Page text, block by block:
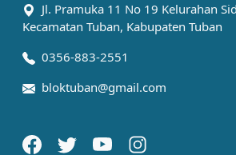
Jl. Pramuka 11 No 19 Kelurahan
Kecamatan Tuban, Kabupaten Tuban
0356-883-2551
bloktuban@gmail.com